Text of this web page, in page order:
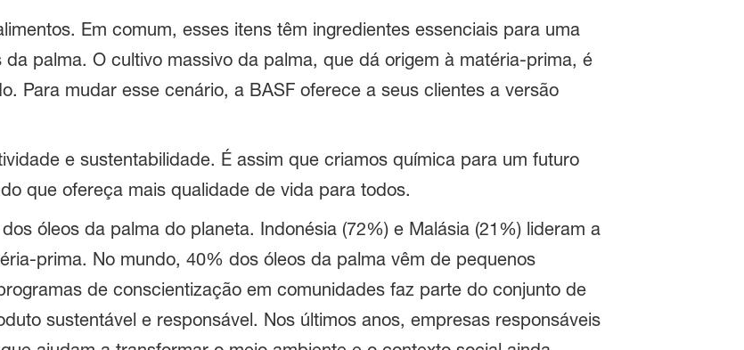
Em comum, esses itens têm ingredientes essenciais para uma
palma. O cultivo massivo da palma, que dá origem à matéria-prima, é
Para mudar esse cenário, a BASF oferece a seus clientes a versão
e sustentabilidade. É assim que criamos química para um futuro
que ofereça mais qualidade de vida para todos.
óleos da palma do planeta. Indonésia (72%) e Malásia (21%) lideram a
prima. No mundo, 40% dos óleos da palma vêm de pequenos
de conscientização em comunidades faz parte do conjunto de
sustentável e responsável. Nos últimos anos, empresas responsáveis